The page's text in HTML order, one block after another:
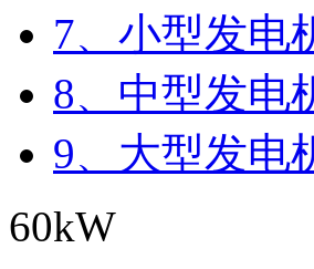
7、小型发电
8、中型发电
9、大型发电
60kW